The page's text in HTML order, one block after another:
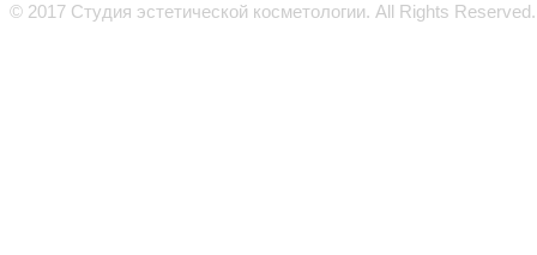
© 2017 Студия эстетической косметологии. All Rights Reserved.